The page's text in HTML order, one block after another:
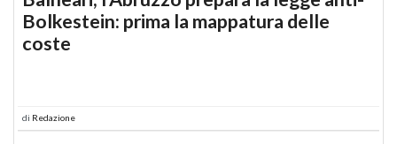
Bolkestein: prima la mappatura delle
coste
di Redazione